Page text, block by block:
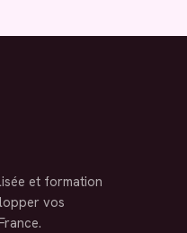
et formation
vos